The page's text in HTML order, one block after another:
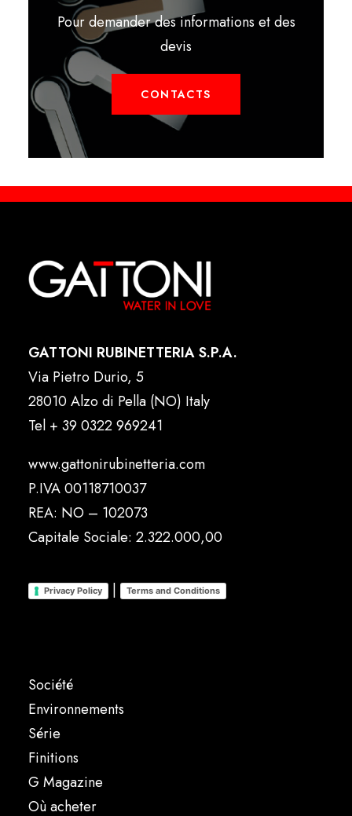
Pour demander des informations et des
devis
CONTACTS
GATTONI RUBINETTERIA S.P.A.
Via Pietro Durio, 5
28010 Alzo di Pella (NO) Italy
Tel + 39 0322 969241
www.gattonirubinetteria.com
P.IVA 00118710037
REA: NO – 102073
Capitale Sociale: 2.322.000,00
Privacy Policy | Terms and Conditions
Société
Environnements
Série
Finitions
G Magazine
Où acheter